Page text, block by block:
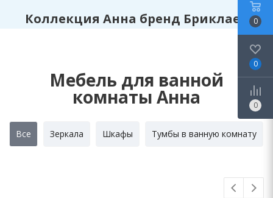
Коллекция Анна бренд Бриклаер
Мебель для ванной
комнаты Анна
Все Зеркала Шкафы Тумбы в ванную комнату
0
0
0